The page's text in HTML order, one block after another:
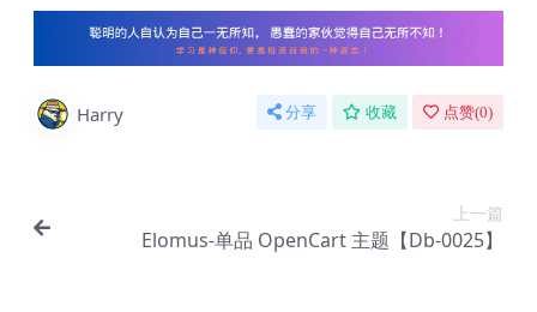
Harry 分享 收藏 点赞(0)
上一篇
Elomus-单品 OpenCart 主题【Db-0025】